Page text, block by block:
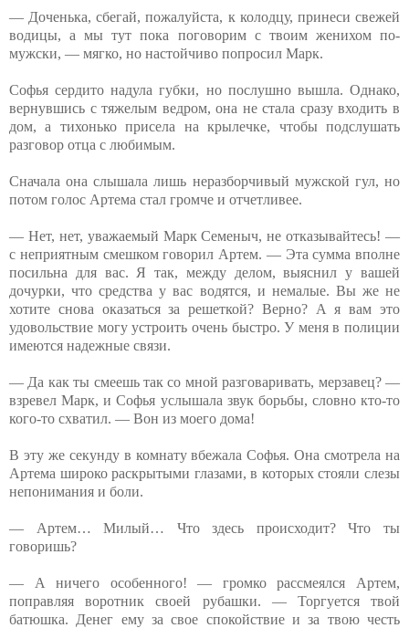
— Доченька, сбегай, пожалуйста, к колодцу, принеси свежей
водицы, а мы тут пока поговорим с твоим женихом по-
мужски, — мягко, но настойчиво попросил Марк.
Софья сердито надула губки, но послушно вышла. Однако,
вернувшись с тяжелым ведром, она не стала сразу входить в
дом, а тихонько присела на крылечке, чтобы подслушать
разговор отца с любимым.
Сначала она слышала лишь неразборчивый мужской гул, но
потом голос Артема стал громче и отчетливее.
— Нет, нет, уважаемый Марк Семеныч, не отказывайтесь! —
с неприятным смешком говорил Артем. — Эта сумма вполне
посильна для вас. Я так, между делом, выяснил у вашей
дочурки, что средства у вас водятся, и немалые. Вы же не
хотите снова оказаться за решеткой? Верно? А я вам это
удовольствие могу устроить очень быстро. У меня в полиции
имеются надежные связи.
— Да как ты смеешь так со мной разговаривать, мерзавец? —
взревел Марк, и Софья услышала звук борьбы, словно кто-то
кого-то схватил. — Вон из моего дома!
В эту же секунду в комнату вбежала Софья. Она смотрела на
Артема широко раскрытыми глазами, в которых стояли слезы
непонимания и боли.
— Артем… Милый… Что здесь происходит? Что ты
говоришь?
— А ничего особенного! — громко рассмеялся Артем,
поправляя воротник своей рубашки. — Торгуется твой
батюшка. Денег ему за свое спокойствие и за твою честь